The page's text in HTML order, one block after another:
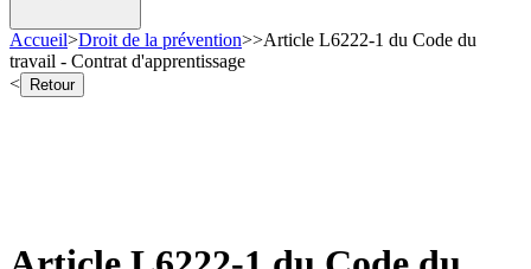
Accueil>Droit de la prévention>>Article L6222-1 du Code du
travail - Contrat d'apprentissage
<
Retour